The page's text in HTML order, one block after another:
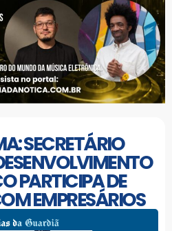
SECRETÁRIO
PARTICIPA DE
EMPRESÁRIOS